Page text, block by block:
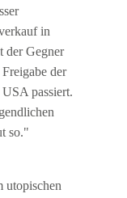
in
der Gegner
der
passiert.
so."
utopischen